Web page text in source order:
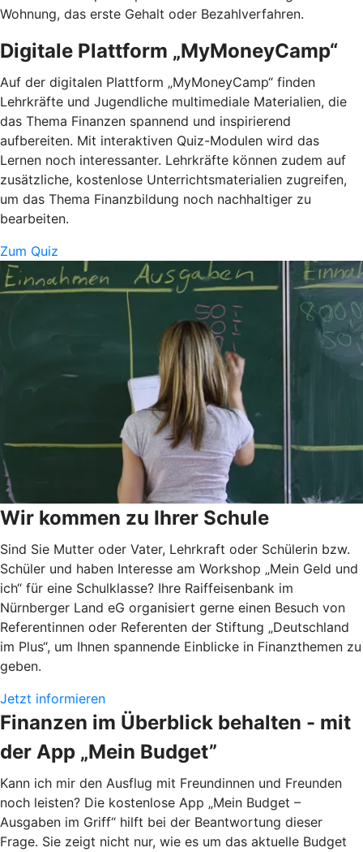
Wohnung, das erste Gehalt oder Bezahlverfahren.
Digitale Plattform „MyMoneyCamp“
Auf der digitalen Plattform „MyMoneyCamp“ finden
Lehrkräfte und Jugendliche multimediale Materialien, die
das Thema Finanzen spannend und inspirierend
aufbereiten. Mit interaktiven Quiz-Modulen wird das
Lernen noch interessanter. Lehrkräfte können zudem auf
zusätzliche, kostenlose Unterrichtsmaterialien zugreifen,
um das Thema Finanzbildung noch nachhaltiger zu
bearbeiten.
Zum Quiz
Wir kommen zu Ihrer Schule
Sind Sie Mutter oder Vater, Lehrkraft oder Schülerin bzw.
Schüler und haben Interesse am Workshop „Mein Geld und
ich“ für eine Schulklasse? Ihre Raiffeisenbank im
Nürnberger Land eG organisiert gerne einen Besuch von
Referentinnen oder Referenten der Stiftung „Deutschland
im Plus“, um Ihnen spannende Einblicke in Finanzthemen zu
geben.
Jetzt informieren
Finanzen im Überblick behalten - mit
der App „Mein Budget”
Kann ich mir den Ausflug mit Freundinnen und Freunden
noch leisten? Die kostenlose App „Mein Budget –
Ausgaben im Griff“ hilft bei der Beantwortung dieser
Frage. Sie zeigt nicht nur, wie es um das aktuelle Budget